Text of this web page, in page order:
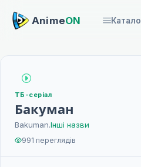
AnimeON
ТБ-серіал
Бакуман
Bakuman.Інші назви
991 переглядів